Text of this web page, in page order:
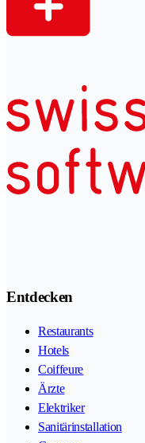
Entdecken
Restaurants
Hotels
Coiffeure
Ärzte
Elektriker
Sanitärinstallation